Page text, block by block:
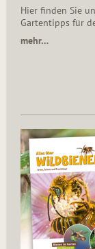
Hier finden Sie
Gartentipps für
mehr…